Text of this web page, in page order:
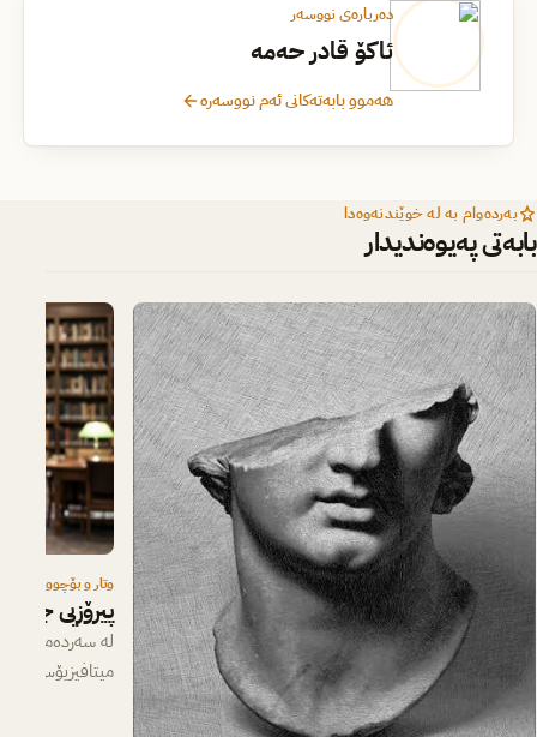
دەربارەی نووسەر
ئاکۆ قادر حەمە
هەموو بابەتەکانی ئەم نووسەرە
بەردەوام بە لە خوێندنەوەدا
بابەتی پەیوەندیدار
وتار و بۆچوون
پیرۆزیی
لە سەردەمێکدا
میتافیزیۆس،